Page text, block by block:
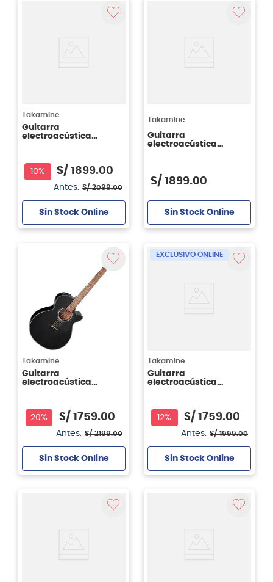
Takamine
Guitarra
electroacústica
cuerdas - color negro
10%
S/ 1899.00
Antes: S/ 2099.00
Sin Stock Online
Takamine
Guitarra
electroacústica
S/ 1899.00
Sin Stock Online
Takamine
Guitarra
electroacústica
20% S/ 1759.00
Antes: S/ 2199.00
Sin Stock Online
EXCLUSIVO ONLINE
Takamine
Guitarra
electroacústica
negro (BK)
12%
S/ 1759.00
Antes: S/ 1999.00
Sin Stock Online